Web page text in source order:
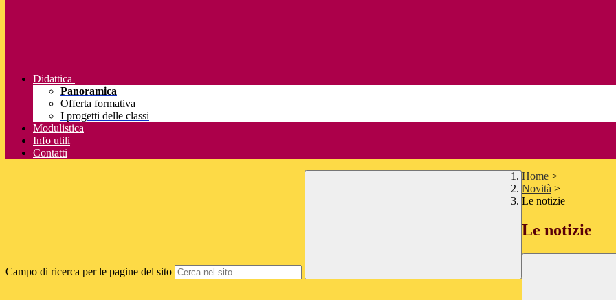
Didattica
Panoramica
Offerta formativa
I progetti delle classi
Modulistica
Info utili
Contatti
Campo di ricerca per le pagine del sito
Home >
Novità >
Le notizie
Le notizie